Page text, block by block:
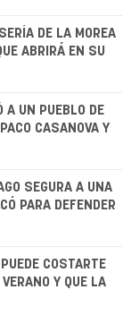
DE LA MOREA
ABRIRÁ EN SU
A UN PUEBLO DE
CASANOVA Y
SEGURA A UNA
PARA DEFENDER
COSTARTE
Y QUE LA